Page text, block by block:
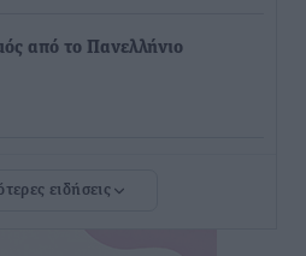
από το Πανελλήνιο
ειδήσεις